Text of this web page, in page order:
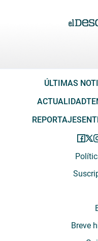
ÚLTIMAS
ACTUALIDAD
REPORTAJES
Breve